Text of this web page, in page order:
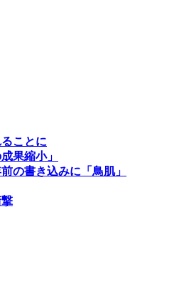
ことに
果縮小」
の書き込みに「鳥肌」